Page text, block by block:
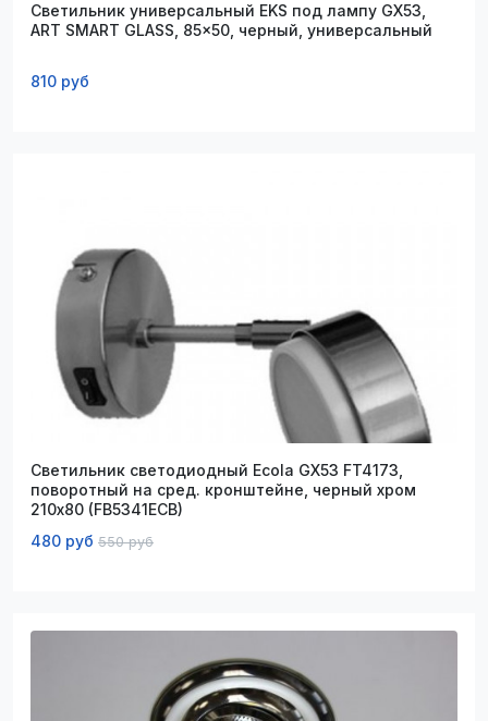
Светильник универсальный EKS под лампу GX53,
ART SMART GLASS, 85x50, черный, универсальный
810 руб
Светильник светодиодный Ecola GX53 FT4173,
поворотный на сред. кронштейне, черный хром
210х80 (FB5341ECB)
480 руб 550 руб